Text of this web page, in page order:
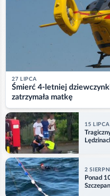
27 LIPCA
Śmierć 4-letniej
zatrzymała matkę
15 LIPCA
2
Ponad